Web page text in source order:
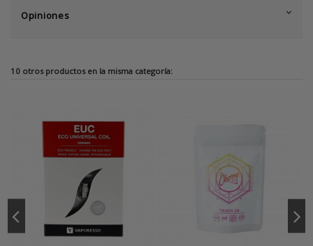
Opiniones
10 otros productos en la misma categoría: